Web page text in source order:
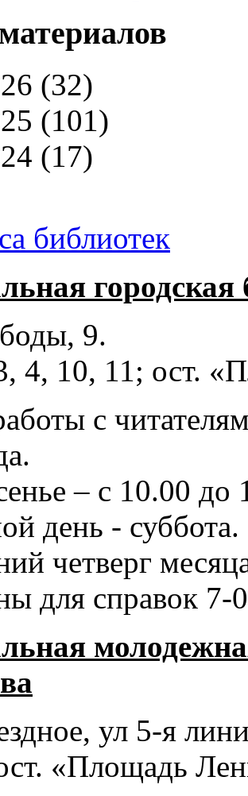
(32)
(101)
(17)
библиотек
9.
4, 10, 11; ост.
с
– с 10.00 до
день - суббота.
четверг
для справок 7-
, ул 5-я
«Площадь